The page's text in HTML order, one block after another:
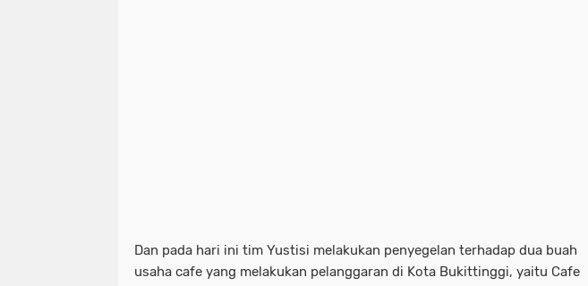
Dan pada hari ini tim Yustisi melakukan penyegelan terhadap dua buah
usaha cafe yang melakukan pelanggaran di Kota Bukittinggi, yaitu Cafe